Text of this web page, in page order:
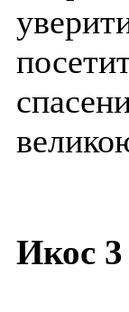
Икос 3